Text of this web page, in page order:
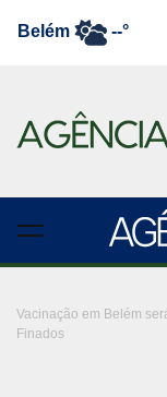
Belém --°
Vacinação em Belém
Finados